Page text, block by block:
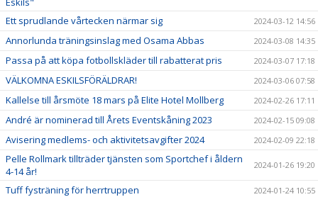
Ett sprudlande vårtecken närmar sig 2024-03-12 14:56
Annorlunda träningsinslag med Osama Abbas 2024-03-08 14:35
Passa på att köpa fotbollskläder till rabatterat pris 2024-03-07 17:18
VÄLKOMNA ESKILSFÖRÄLDRAR! 2024-03-06 07:58
Kallelse till årsmöte 18 mars på Elite Hotel Mollberg 2024-02-26 17:11
André är nominerad till Årets Eventskåning 2023 2024-02-15 09:08
Avisering medlems- och aktivitetsavgifter 2024 2024-02-09 22:18
Pelle Rollmark tillträder tjänsten som Sportchef i åldern
4-14 år!
2024-01-26 19:20
Tuff fysträning för herrtruppen 2024-01-24 10:55